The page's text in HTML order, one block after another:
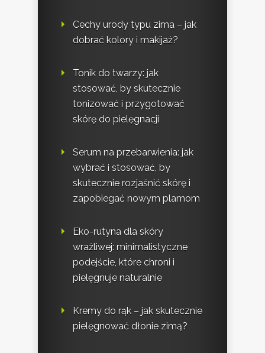
Cechy urody typu zima – jak
dobrać kolory i makijaż?
Tonik do twarzy: jak
stosować, by skutecznie
tonizować i przygotować
skórę do pielęgnacji
Serum na przebarwienia: jak
wybrać i stosować, by
skutecznie rozjaśnić skórę i
zapobiegać nowym plamom
Eko-rutyna dla skóry
wrażliwej: minimalistyczne
podejście, które chroni i
pielęgnuje naturalnie
Kremy do rąk – jak skutecznie
pielęgnować dłonie zimą?